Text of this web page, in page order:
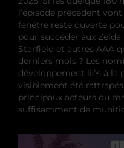
l’épisode précédent
fenêtre reste ouverte
pour succéder aux
Starfield et autres AAA
derniers mois ? Les
développement liés à la
visiblement été rattrapés
principaux acteurs du
suffisamment de